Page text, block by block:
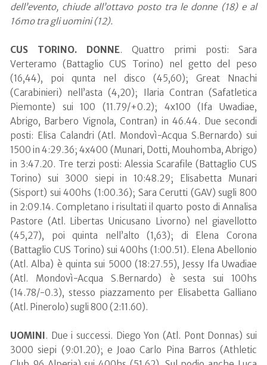
dell’evento, chiude all’ottavo posto tra le donne (18) e al
16mo tra gli uomini (12).
CUS TORINO. DONNE. Quattro primi posti: Sara
Verteramo (Battaglio CUS Torino) nel getto del peso
(16,44), poi qunta nel disco (45,60); Great Nnachi
(Carabinieri) nell’asta (4,20); Ilaria Contran (Safatletica
Piemonte) sui 100 (11.79/+0.2); 4x100 (Ifa Uwadiae,
Abrigo, Barbero Vignola, Contran) in 46.44. Due secondi
posti: Elisa Calandri (Atl. Mondovì-Acqua S.Bernardo) sui
1500 in 4:29.36; 4x400 (Munari, Dotti, Mouhomba, Abrigo)
in 3:47.20. Tre terzi posti: Alessia Scarafile (Battaglio CUS
Torino) sui 3000 siepi in 10:48.29; Elisabetta Munari
(Sisport) sui 400hs (1:00.36); Sara Cerutti (GAV) sugli 800
in 2:09.14. Completano i risultati il quarto posto di Annalisa
Pastore (Atl. Libertas Unicusano Livorno) nel giavellotto
(45,27), poi quinta nell’alto (1,63); di Elena Corona
(Battaglio CUS Torino) sui 400hs (1:00.51). Elena Abellonio
(Atl. Alba) è quinta sui 5000 (18:27.55), Jessy Ifa Uwadiae
(Atl. Mondovì-Acqua S.Bernardo) è sesta sui 100hs
(14.78/-0.3), stesso piazzamento per Elisabetta Galliano
(Atl. Pinerolo) sugli 800 (2:11.60).
UOMINI. Due i successi. Diego Yon (Atl. Pont Donnas) sui
3000 siepi (9:01.20); e Joao Carlo Pina Barros (Athletic